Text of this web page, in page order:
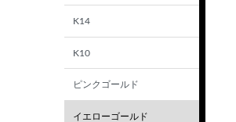
K14
K10
ピンクゴールド
イエローゴールド